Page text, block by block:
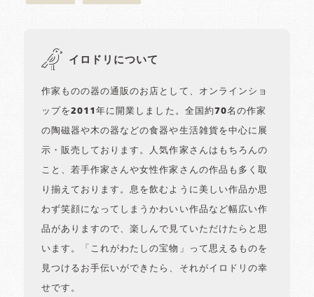
イロドリについて
作家ものの器の通販のお店として、オンラインショ
ップを2011年に開業しました。全国約70名の作家
の陶磁器や木の器などの食器や生活雑貨を中心に展
示・販売しております。人気作家さんはもちろんの
こと、若手作家さんや女性作家さんの作品も多く取
り揃えております。息を飲むように美しい作品か思
わず笑顔になってしまうかわいい作品など幅広い作
品がありますので、楽しんで見ていただけたらと思
います。「これがわたしの宝物」って思えるものを
見つけるお手伝いができたら、それがイロドリの幸
せです。